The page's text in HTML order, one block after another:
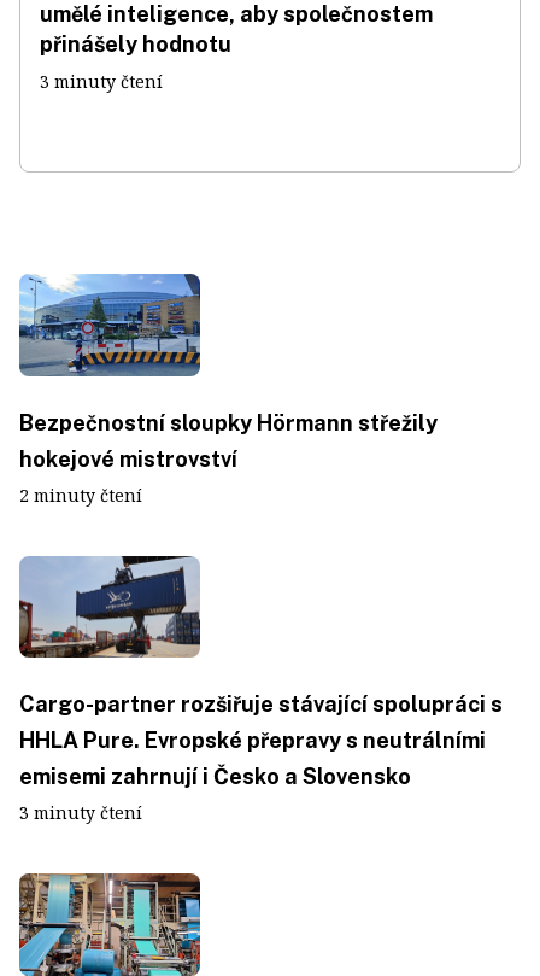
umělé inteligence, aby společnostem
přinášely hodnotu
3 minuty čtení
Bezpečnostní sloupky Hörmann střežily
hokejové mistrovství
2 minuty čtení
Cargo-partner rozšiřuje stávající spolupráci s
HHLA Pure. Evropské přepravy s neutrálními
emisemi zahrnují i Česko a Slovensko
3 minuty čtení